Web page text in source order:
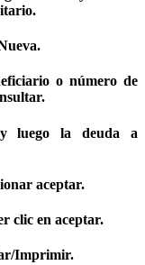
onúmero de
y luego ladeuda a
aceptar.
clic en aceptar.
Imprimir.